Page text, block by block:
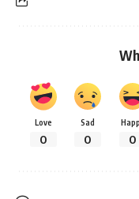
Love
0
Sad
0 0